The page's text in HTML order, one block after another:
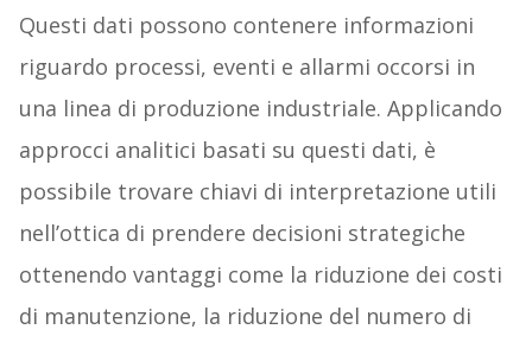
Questi dati possono contenere informazioni
riguardo processi, eventi e allarmi occorsi in
una linea di produzione industriale. Applicando
approcci analitici basati su questi dati, è
possibile trovare chiavi di interpretazione utili
nell’ottica di prendere decisioni strategiche
ottenendo vantaggi come la riduzione dei costi
di manutenzione, la riduzione del numero di